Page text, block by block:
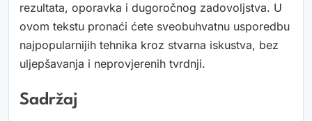
rezultata, oporavka i dugoročnog zadovoljstva. U
ovom tekstu pronaći ćete sveobuhvatnu usporedbu
najpopularnijih tehnika kroz stvarna iskustva, bez
uljepšavanja i neprovjerenih tvrdnji.
Sadržaj